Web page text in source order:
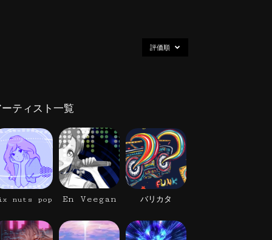
評価順
ーティスト一覧
nuts pop En Veegan バリカタ